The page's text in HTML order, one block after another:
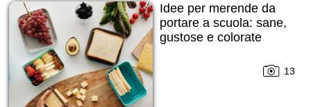
Idee per merende da
portare a scuola: sane,
gustose e colorate
13